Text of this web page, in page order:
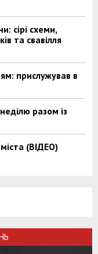
сірі схеми,
та свавілля
прислужував в
разом із
(ВІДЕО)